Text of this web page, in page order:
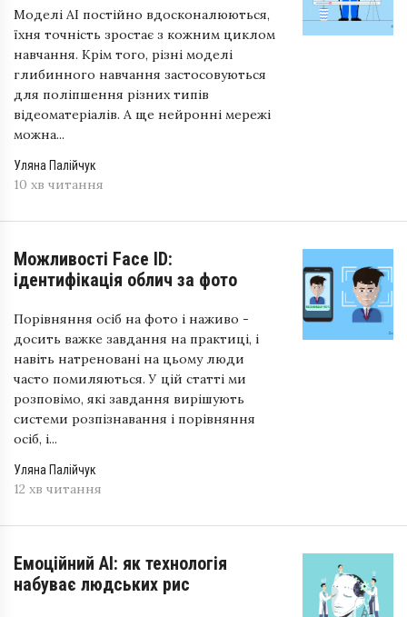
Моделі AI постійно вдосконалюються,
їхня точність зростає з кожним циклом
навчання. Крім того, різні моделі
глибинного навчання застосовуються
для поліпшення різних типів
відеоматеріалів. А ще нейронні мережі
можна...
Уляна Палійчук
10 хв читання
Можливості Face ID:
ідентифікація облич за фото
Порівняння осіб на фото і наживо -
досить важке завдання на практиці, і
навіть натреновані на цьому люди
часто помиляються. У цій статті ми
розповімо, які завдання вирішують
системи розпізнавання і порівняння
осіб, і...
Уляна Палійчук
12 хв читання
Емоційний АІ: як технологія
набуває людських рис